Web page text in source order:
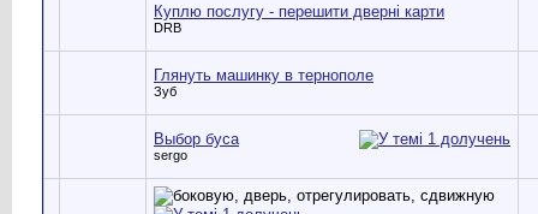
Куплю послугу - перешити дверні карти
DRB
Глянуть машинку в тернополе
Зуб
Выбор буса
sergo